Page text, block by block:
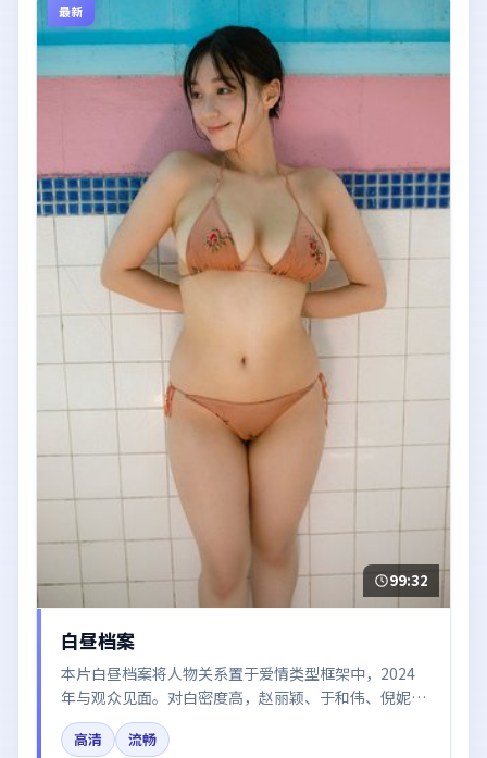
最新
99:32
白昼档案
本片白昼档案将人物关系置于爱情类型框架中，2024
年与观众见面。对白密度高，赵丽颖、于和伟、倪妮的
台词节奏值得关注；整体气质偏英国都市与冷色调摄
影。
高清
流畅